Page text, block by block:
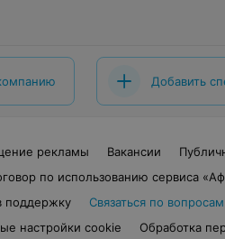
Добавить
рекламы Вакансии
по использованию сервиса
поддержку
Связаться по
настройки cookie Обработка